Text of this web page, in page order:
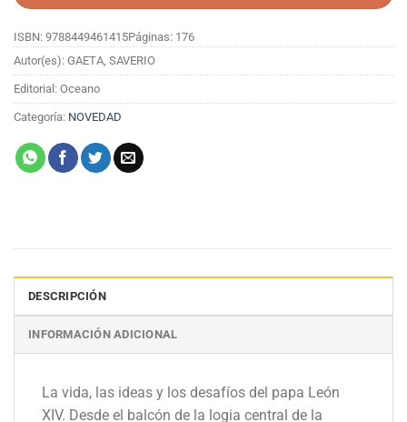
ISBN: 9788449461415Páginas: 176
Autor(es): GAETA, SAVERIO
Editorial: Oceano
Categoría: NOVEDAD
DESCRIPCIÓN
INFORMACIÓN ADICIONAL
La vida, las ideas y los desafíos del papa León
XIV. Desde el balcón de la logia central de la